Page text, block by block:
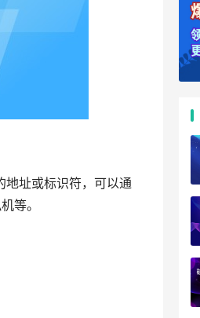
址或标识符，可以通
等。